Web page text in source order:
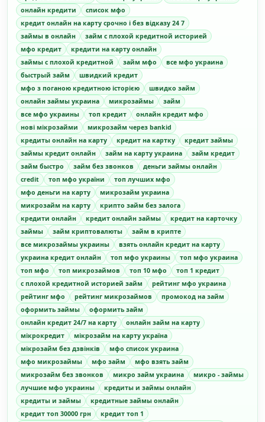
онлайн кредити
список мфо
кредит онлайн на карту срочно і без відказу 24 7
займы в онлайн
займ с плохой кредитной историей
мфо кредит
кредити на карту онлайн
займы с плохой кредитной
займ мфо
все мфо украина
быстрый займ
швидкий кредит
мфо з поганою кредитною історією
швидко займ
онлайн займы украина
микрозаймы
займ
все мфо украины
топ кредит
онлайн кредит мфо
нові мікрозайми
микрозайм через bankid
кредиты онлайн на карту
кредит на картку
кредит займы
займы кредит онлайн
займ на карту украина
займ кредит
займ быстро
займ без звонков
деньги займы онлайн
credit
топ мфо україни
топ лучших мфо
мфо деньги на карту
микрозайм украина
микрозайм на карту
крипто займ без залога
кредити онлайн
кредит онлайн займы
кредит на карточку
займы
займ криптовалюты
займ в крипте
все микрозаймы украины
взять онлайн кредит на карту
украина кредит онлайн
топ мфо украины
топ мфо украина
топ мфо
топ микрозаймов топ 10 мфо
топ 1 кредит
с плохой кредитной историей займ
рейтинг мфо украина
рейтинг мфо
рейтинг микрозаймов
промокод на займ
оформить займы
оформить займ
онлайн кредит 24/7 на карту
онлайн займ на карту
мікрокредит
мікрозайм на карту україна
мікрозайм без дзвінків
мфо список украина
мфо микрозаймы
мфо займ
мфо взять займ
микрозайм без звонков
микро займ украина
микро - займы
лучшие мфо украины
кредиты и займы онлайн
кредиты и займы
кредитные займы онлайн
кредит топ 30000 грн
кредит топ 1